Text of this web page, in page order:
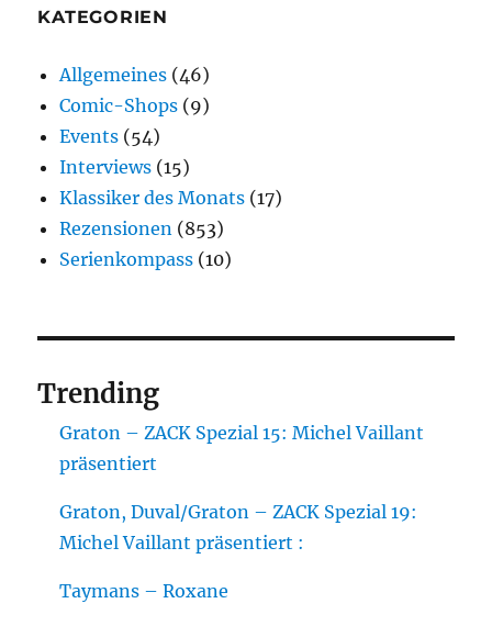
KATEGORIEN
Allgemeines (46)
Comic-Shops (9)
Events (54)
Interviews (15)
Klassiker des Monats (17)
Rezensionen (853)
Serienkompass (10)
Trending
Graton – ZACK Spezial 15: Michel Vaillant
präsentiert
Graton, Duval/Graton – ZACK Spezial 19:
Michel Vaillant präsentiert :
Taymans – Roxane